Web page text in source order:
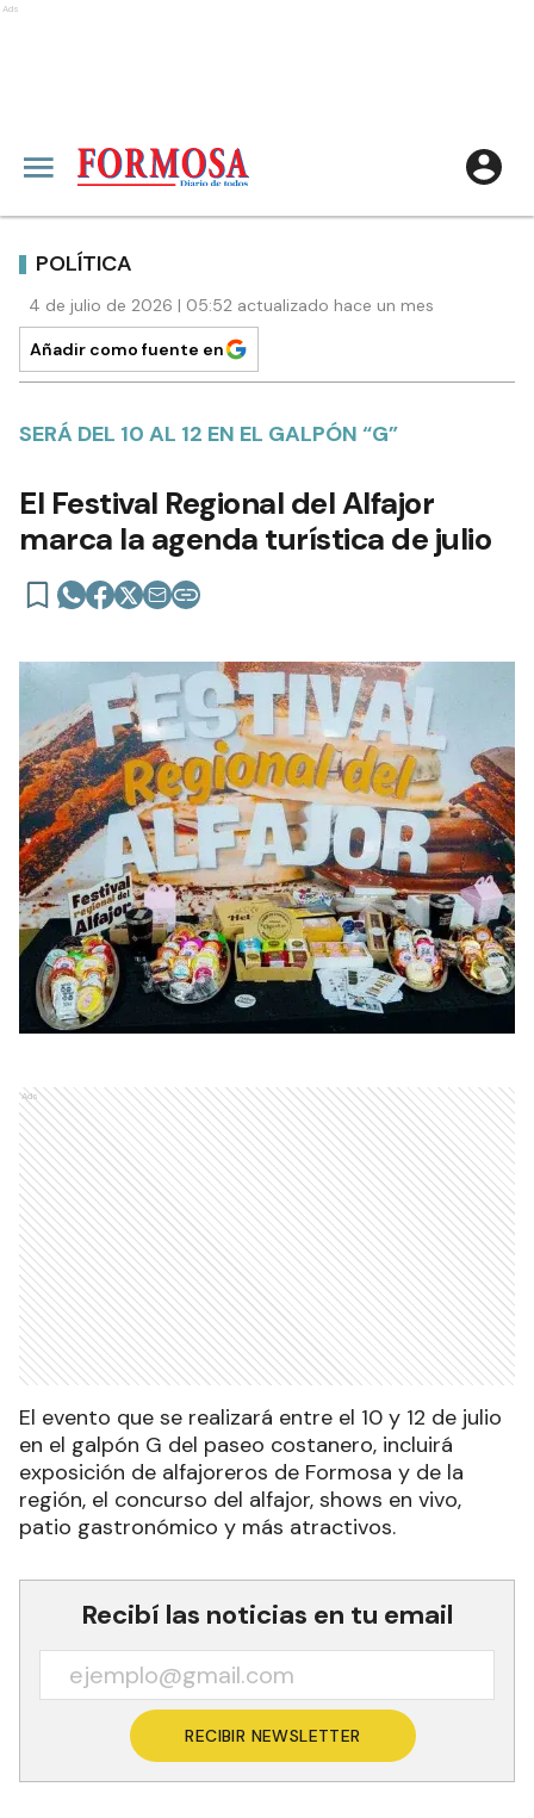
Ads
POLÍTICA
4 de julio de 2026 | 05:52 actualizado hace un mes
Añadir como fuente en
SERÁ DEL 10 AL 12 EN EL GALPÓN “G”
El Festival Regional del Alfajor
marca la agenda turística de julio
Ads
El evento que se realizará entre el 10 y 12 de julio
en el galpón G del paseo costanero, incluirá
exposición de alfajoreros de Formosa y de la
región, el concurso del alfajor, shows en vivo,
patio gastronómico y más atractivos.
Recibí las noticias en tu email
RECIBIR NEWSLETTER